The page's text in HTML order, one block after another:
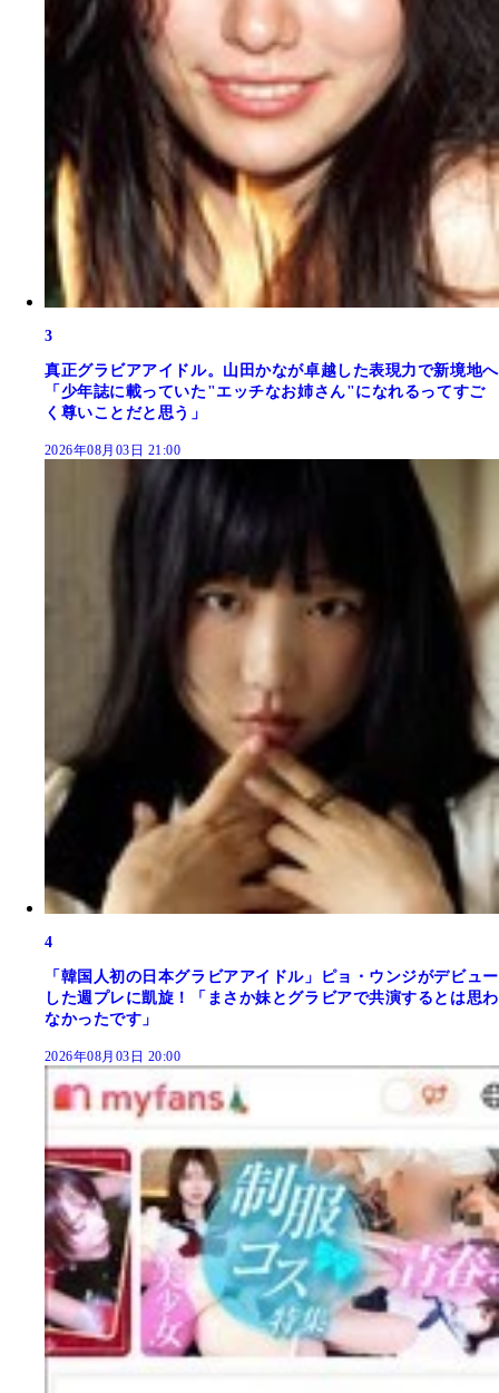
3
真正グラビアアイドル。山田かなが卓越した表現力で新境地へ
「少年誌に載っていた"エッチなお姉さん"になれるってすご
く尊いことだと思う」
2026年08月03日 21:00
4
「韓国人初の日本グラビアアイドル」ピョ・ウンジがデビュー
した週プレに凱旋！「まさか妹とグラビアで共演するとは思わ
なかったです」
2026年08月03日 20:00